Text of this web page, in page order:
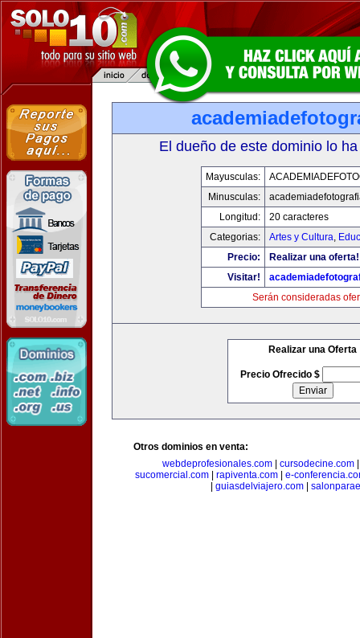
El dueño de este dominio lo
Mayusculas:
Minusculas:
Longitud:
20 caracteres
Categorias:
Artes y Cultura,
Precio:
Realizar una oferta!
Visitar!
Serán consideradas
Realizar una Oferta
Precio Ofrecido $
Otros dominios en venta:
webdeprofesionales.com| cursodecine.com
sucomercial.com
rapiventa.com
e-
guiasdelviajero.com|